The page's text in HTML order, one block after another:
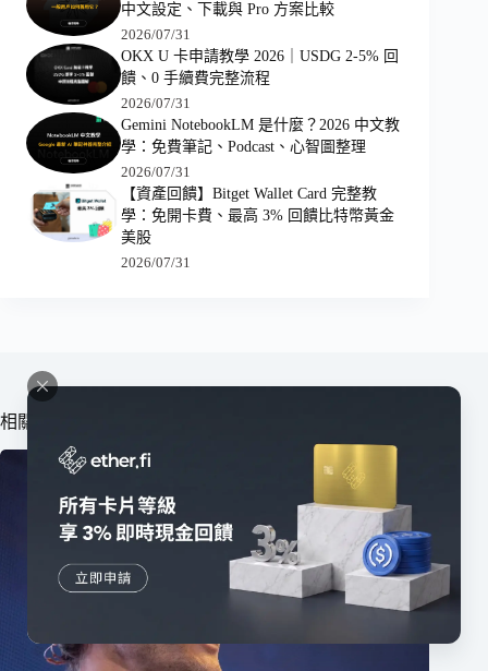
中文設定、下載與 Pro 方案比較
2026/07/31
OKX U 卡申請教學 2026｜USDG 2-5% 回
饋、0 手續費完整流程
2026/07/31
Gemini NotebookLM 是什麼？2026 中文教
學：免費筆記、Podcast、心智圖整理
2026/07/31
【資產回饋】Bitget Wallet Card 完整教
學：免開卡費、最高 3% 回饋比特幣黃金
美股
2026/07/31
相關文章